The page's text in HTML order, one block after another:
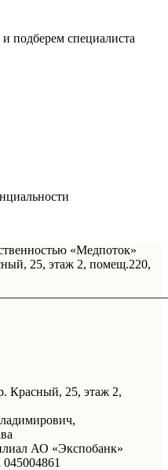
подберем специалиста
«Медпоток»
25, этаж 2, помещ.220,
Красный, 25, этаж 2,
АО «Экспобанк»